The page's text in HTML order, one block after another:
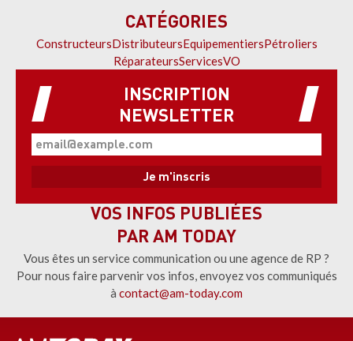
CATÉGORIES
ConstructeursDistributeursEquipementiersPétroliers
RéparateursServicesVO
INSCRIPTION
NEWSLETTER
VOS INFOS PUBLIÉES
PAR AM TODAY
Vous êtes un service communication ou une agence de RP ?
Pour nous faire parvenir vos infos, envoyez vos communiqués
à contact@am-today.com